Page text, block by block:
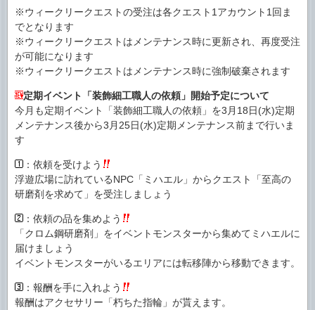
※ウィークリークエストの受注は各クエスト1アカウント1回ま
でとなります
※ウィークリークエストはメンテナンス時に更新され、再度受注
が可能になります
※ウィークリークエストはメンテナンス時に強制破棄されます
定期イベント「装飾細工職人の依頼」開始予定について
今月も定期イベント「装飾細工職人の依頼」を3月18日(水)定期
メンテナンス後から3月25日(水)定期メンテナンス前まで行いま
す
：依頼を受けよう
浮遊広場に訪れているNPC「ミハエル」からクエスト「至高の
研磨剤を求めて」を受注しましょう
：依頼の品を集めよう
「クロム鋼研磨剤」をイベントモンスターから集めてミハエルに
届けましょう
イベントモンスターがいるエリアには転移陣から移動できます。
：報酬を手に入れよう
報酬はアクセサリー「朽ちた指輪」が貰えます。